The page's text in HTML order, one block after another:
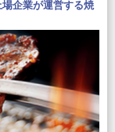
企業が運営する焼